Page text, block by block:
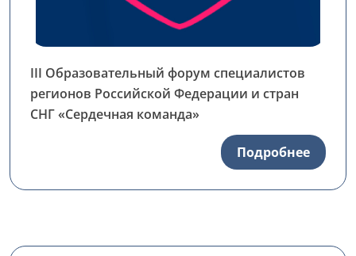
III Образовательный форум специалистов
регионов Российской Федерации и стран
СНГ «Сердечная команда»
Подробнее